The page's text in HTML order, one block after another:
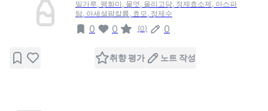
밀가루, 팽화미, 물엿, 올리고당, 정제효소제, 아스파
탐, 아세설팜칼륨, 효모, 정제수
0 0 (0) 0
취향 평가 노트 작성